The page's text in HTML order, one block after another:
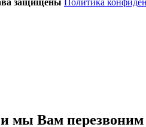
мы Вам перезвоним